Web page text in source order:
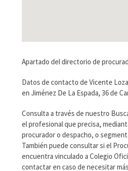
Apartado del directorio de
Datos de contacto de Vicente
en Jiménez De La Espada, 36 de
Consulta a través de nuestro
el profesional que precisa,
procurador o despacho, o
También puede consultar si el
encuentra vinculado a Colegio
contactar en caso de necesitar